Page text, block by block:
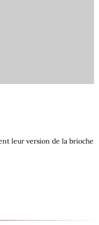
leur version de la brioche